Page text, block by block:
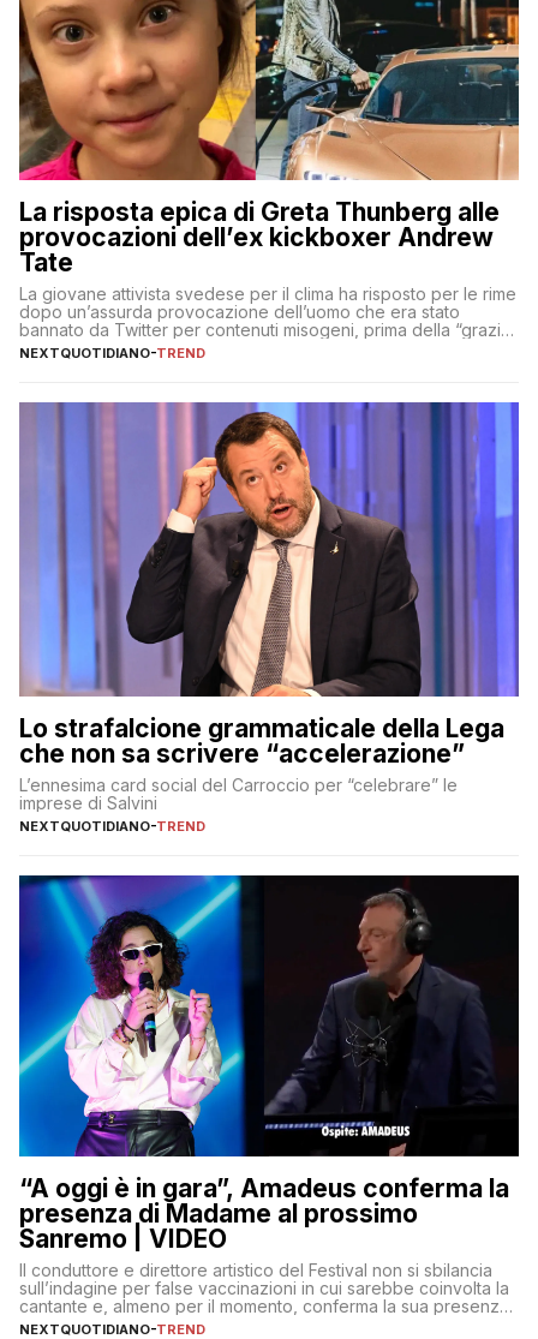
La risposta epica di Greta Thunberg alle
provocazioni dell’ex kickboxer Andrew
Tate
La giovane attivista svedese per il clima ha risposto per le rime
dopo un’assurda provocazione dell’uomo che era stato
bannato da Twitter per contenuti misogeni, prima della “grazia”
di Elon Musk
NEXTQUOTIDIANO-TREND
Lo strafalcione grammaticale della Lega
che non sa scrivere “accelerazione”
L’ennesima card social del Carroccio per “celebrare” le
imprese di Salvini
NEXTQUOTIDIANO-TREND
“A oggi è in gara”, Amadeus conferma la
presenza di Madame al prossimo
Sanremo | VIDEO
Il conduttore e direttore artistico del Festival non si sbilancia
sull’indagine per false vaccinazioni in cui sarebbe coinvolta la
cantante e, almeno per il momento, conferma la sua presenza
sul palco dell’Ariston
NEXTQUOTIDIANO-TREND